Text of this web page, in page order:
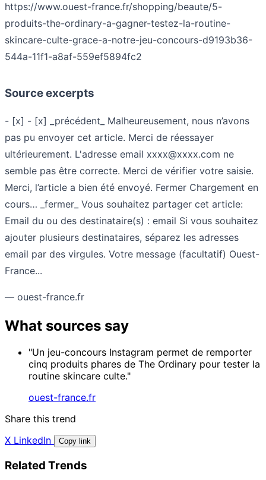
https://www.ouest-france.fr/shopping/beaute/5-
produits-the-ordinary-a-gagner-testez-la-routine-
skincare-culte-grace-a-notre-jeu-concours-d9193b36-
544a-11f1-a8af-559ef5894fc2
Source excerpts
- [x] - [x] _précédent_ Malheureusement, nous n’avons
pas pu envoyer cet article. Merci de réessayer
ultérieurement. L'adresse email xxxx@xxxx.com ne
semble pas être correcte. Merci de vérifier votre saisie.
Merci, l’article a bien été envoyé. Fermer Chargement en
cours… _fermer_ Vous souhaitez partager cet article:
Email du ou des destinataire(s) : email Si vous souhaitez
ajouter plusieurs destinataires, séparez les adresses
email par des virgules. Votre message (facultatif) Ouest-
France...
— ouest-france.fr
What sources say
"Un jeu-concours Instagram permet de remporter
cinq produits phares de The Ordinary pour tester la
routine skincare culte."
ouest-france.fr
Share this trend
X LinkedIn Copy link
Related Trends